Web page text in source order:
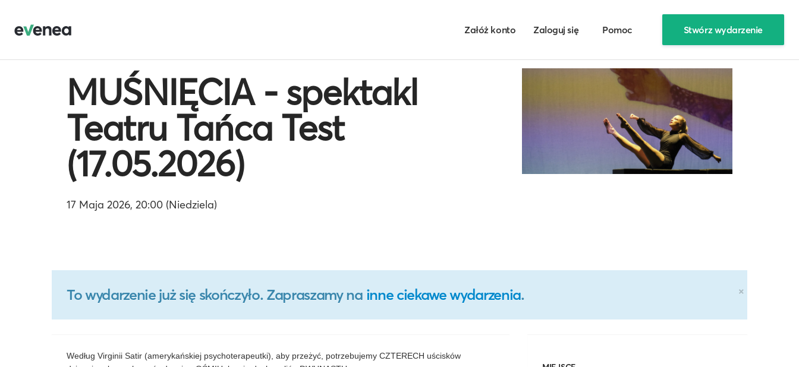
Załóż konto Zaloguj się Pomoc Stwórz wydarzenie
MUŚNIĘCIA - spektakl
Teatru Tańca Test
(17.05.2026)
17 Maja 2026, 20:00 (Niedziela)
×
To wydarzenie już się skończyło. Zapraszamy na inne ciekawe wydarzenia.
Według Virginii Satir (amerykańskiej psychoterapeutki), aby przeżyć, potrzebujemy CZTERECH uścisków